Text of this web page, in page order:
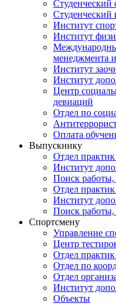
Студенческий
Студенческий
Институт
Институт
менеджмента
Институт
Институт
Центр
девиаций
Отдел по
Оплата
Выпускнику
Отдел практик
Институт
Поиск работы,
Отдел практик
Институт
Поиск работы,
Спортсмену
Управление
Центр
Отдел практик
Отдел по
Отдел
Институт
Объекты